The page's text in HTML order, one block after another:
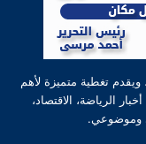
تغطية متميزة لأهم
الرياضة، الاقتصاد،
وموضوعي.